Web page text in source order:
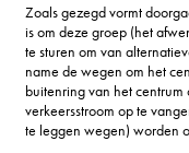
Zoals gezegd vormt
is om deze groep (het
te sturen om van
name de wegen om het
buitenring van het
verkeersstroom op te
te leggen wegen) worden